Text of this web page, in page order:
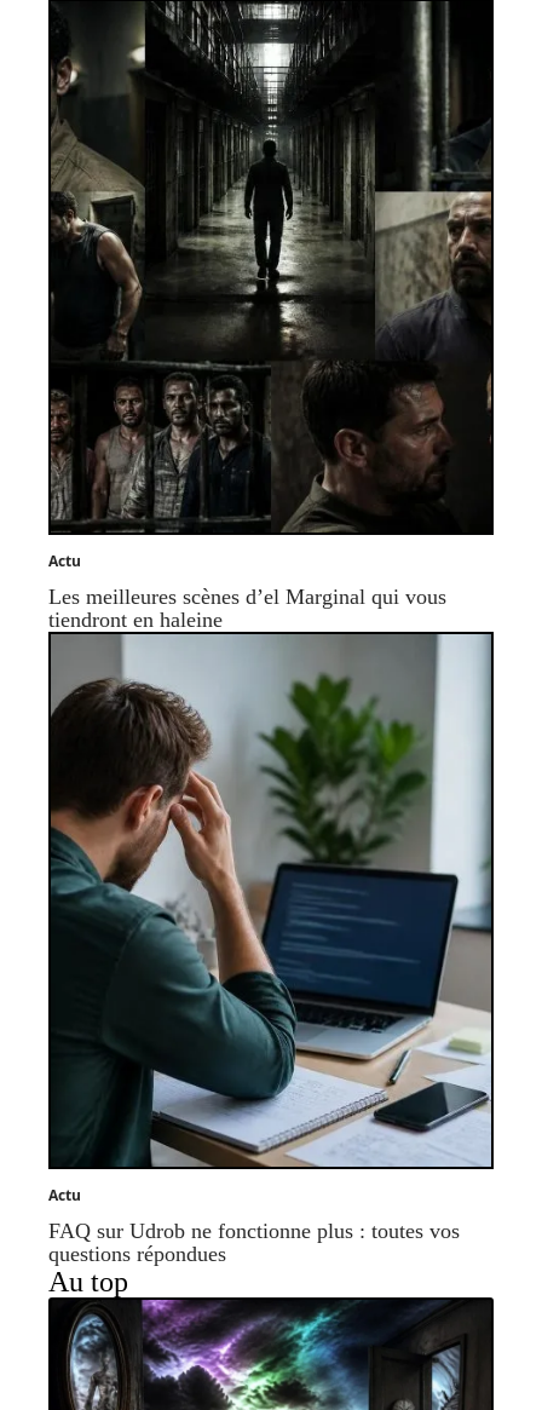
Actu
Les meilleures scènes d’el Marginal qui vous
tiendront en haleine
Actu
FAQ sur Udrob ne fonctionne plus : toutes vos
questions répondues
Au top